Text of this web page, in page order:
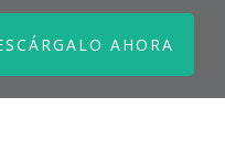
AHORA